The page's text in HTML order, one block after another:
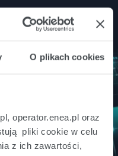
O plikach cookies
operator.enea.pl oraz
pliki cookie w celu
z ich zawartości,
o wszystkich